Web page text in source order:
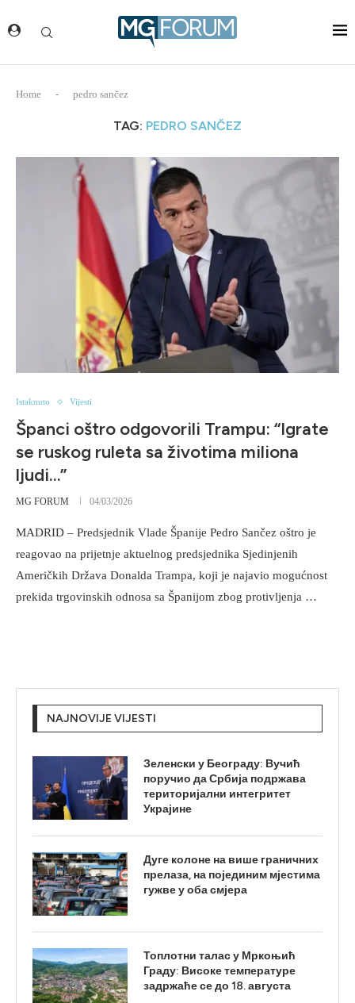
Home - pedro sančez
TAG: PEDRO SANČEZ
Istaknuto Vijesti
Španci oštro odgovorili Trampu: “Igrate
se ruskog ruleta sa životima miliona
ljudi…”
MG FORUM 04/03/2026
MADRID – Predsjednik Vlade Španije Pedro Sančez oštro je
reagovao na prijetnje aktuelnog predsjednika Sjedinjenih
Američkih Država Donalda Trampa, koji je najavio mogućnost
prekida trgovinskih odnosa sa Španijom zbog protivljenja …
NAJNOVIJE VIJESTI
Зеленски у Београду: Вучић
поручио да Србија подржава
територијални интегритет
Украјине
Дуге колоне на више граничних
прелаза, на појединим мјестима
гужве у оба смјера
Топлотни талас у Мркоњић
Граду: Високе температуре
задржаће се до 18. августа